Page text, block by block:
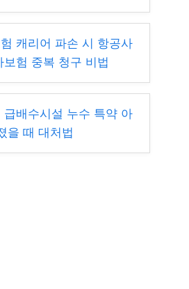
캐리어 파손 시 항공사
보험 중복 청구 비법
급배수시설 누수 특약 아
을 때 대처법